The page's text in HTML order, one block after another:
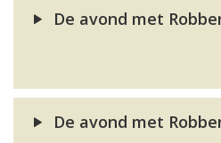
De avond met
De avond met